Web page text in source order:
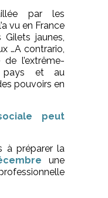
par les
vu en France
jaunes,
…A contrario,
l’extrême-
pays et au
pouvoirs en
peut
à préparer la
une